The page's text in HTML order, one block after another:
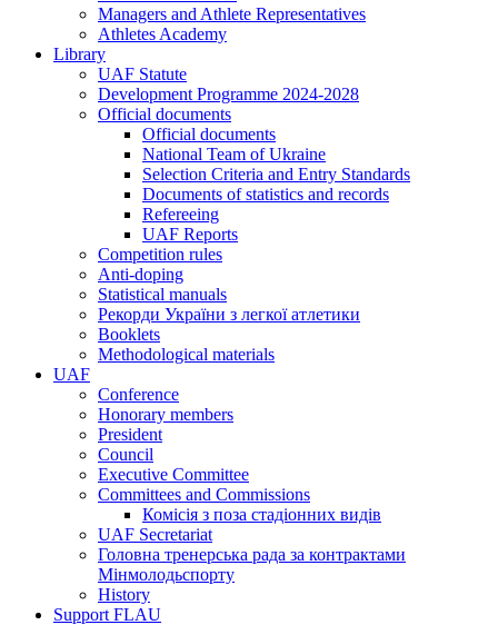
Managers and Athlete Representatives
Athletes Academy
Library
UAF Statute
Development Programme 2024-2028
Official documents
Official documents
National Team of Ukraine
Selection Criteria and Entry Standards
Documents of statistics and records
Refereeing
UAF Reports
Competition rules
Anti-doping
Statistical manuals
Рекорди України з легкої атлетики
Booklets
Methodological materials
UAF
Conference
Honorary members
President
Council
Executive Committee
Committees and Commissions
Комісія з поза стадіонних видів
UAF Secretariat
Головна тренерська рада за контрактами
Мінмолодьспорту
History
Support FLAU